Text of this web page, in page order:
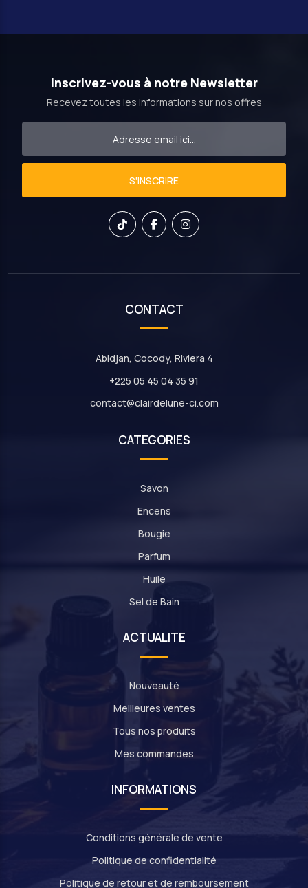
Inscrivez-vous à notre Newsletter
Recevez toutes les informations sur nos offres
S'INSCRIRE
CONTACT
Abidjan, Cocody, Riviera 4
+225 05 45 04 35 91
contact@clairdelune-ci.com
CATEGORIES
Savon
Encens
Bougie
Parfum
Huile
Sel de Bain
ACTUALITE
Nouveauté
Meilleures ventes
Tous nos produits
Mes commandes
INFORMATIONS
Conditions générale de vente
Politique de confidentialité
Politique de retour et de remboursement